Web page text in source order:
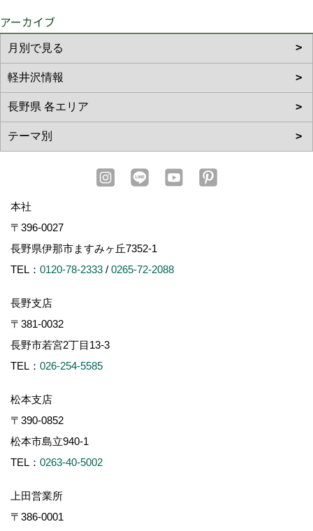
アーカイブ
本社
〒396-0027
長野県伊那市ますみヶ丘7352-1
TEL： 0120-78-2333 / 0265-72-2088
長野支店
〒381-0032
長野市若宮2丁目13-3
TEL： 026-254-5585
松本支店
〒390-0852
松本市島立940-1
TEL： 0263-40-5002
上田営業所
〒386-0001